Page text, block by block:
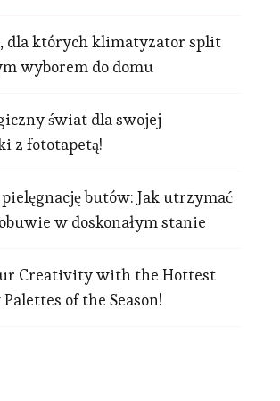
dla których klimatyzator split
wyborem do domu
świat dla swojej
z fototapetą!
pielęgnację butów: Jak utrzymać
w doskonałym stanie
Creativity with the Hottest
of the Season!